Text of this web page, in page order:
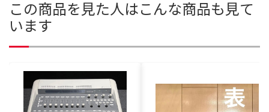
この商品を見た人はこんな商品も見て
います